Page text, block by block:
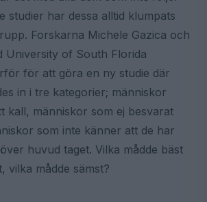
studier har dessa alltid klumpats
Forskarna Michele Gazica och
University of South Florida
för att göra en ny studie där
in i tre kategorier; människor
kall, människor som ej besvarat
som inte känner att de har
huvud taget. Vilka mådde bäst
vilka mådde sämst?